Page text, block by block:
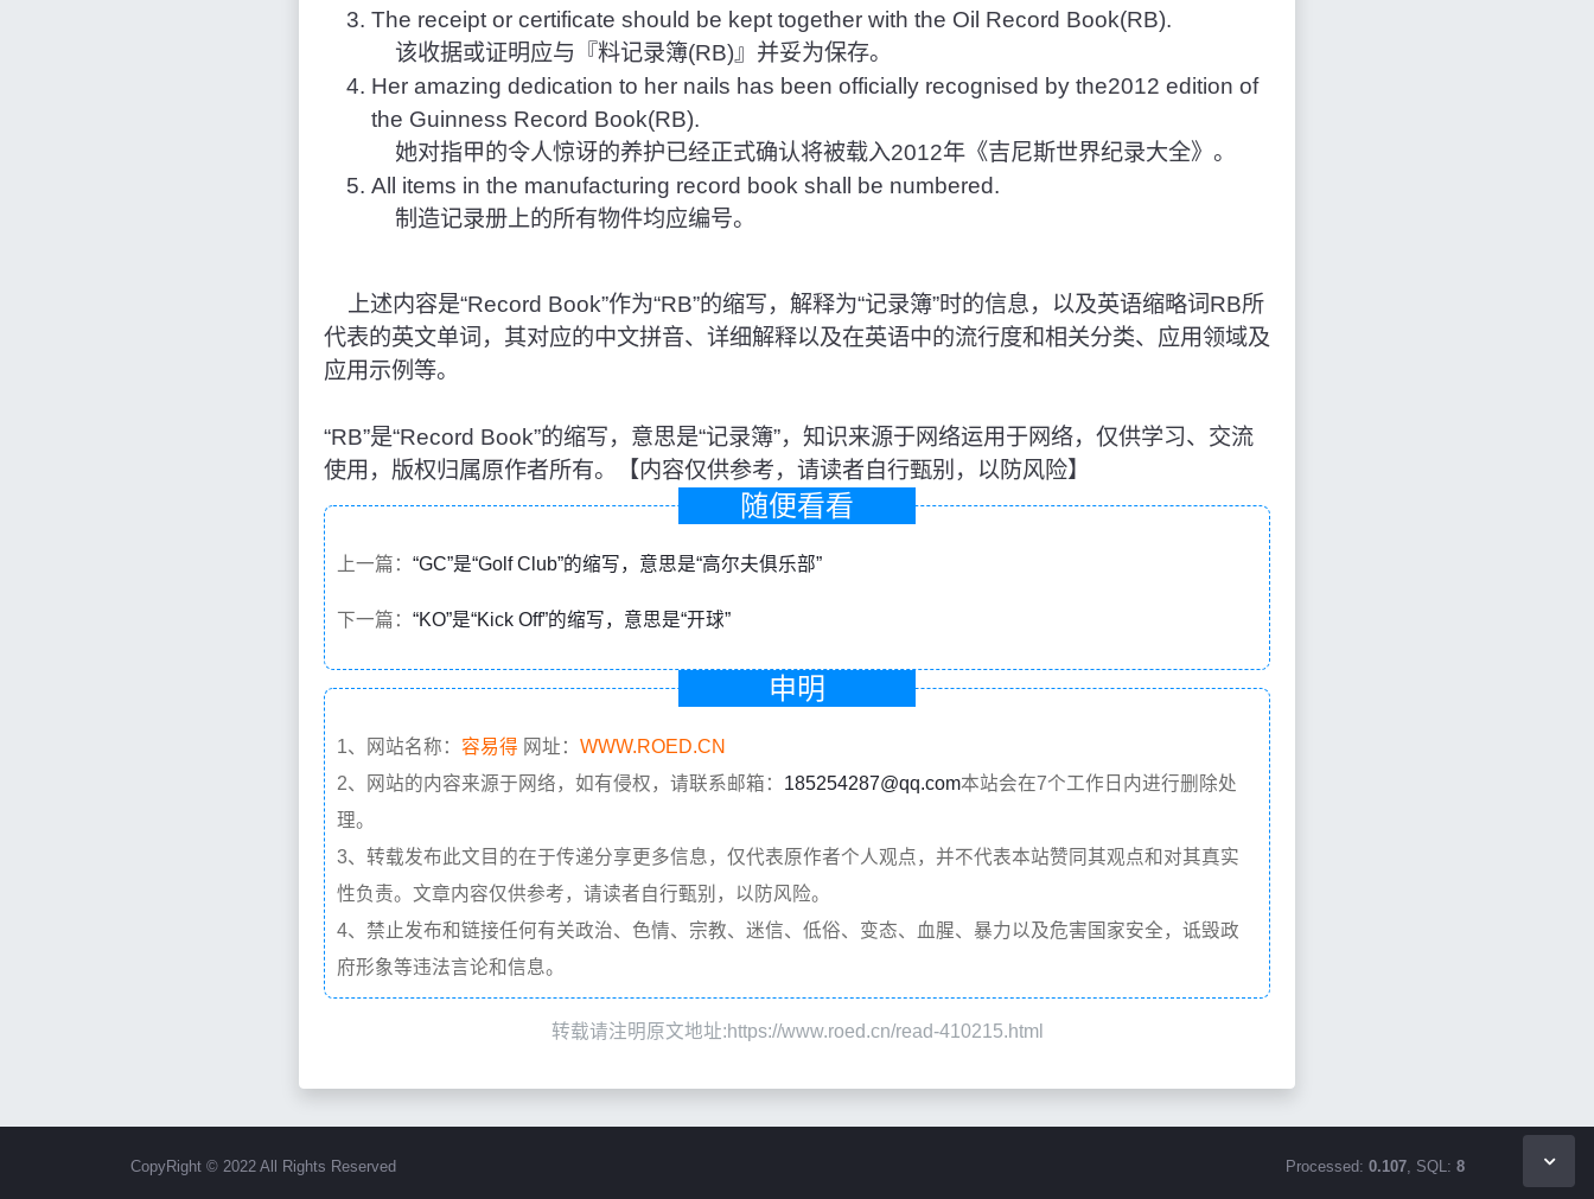
The receipt or certificate should be kept together with the Oil Record Book(RB).
该收据或证明应与『料记录簿(RB)』并妥为保存。
Her amazing dedication to her nails has been officially recognised by the2012 edition of
the Guinness Record Book(RB).
她对指甲的令人惊讶的养护已经正式确认将被载入2012年《吉尼斯世界纪录大全》。
All items in the manufacturing record book shall be numbered.
制造记录册上的所有物件均应编号。
上述内容是“Record Book”作为“RB”的缩写，解释为“记录簿”时的信息，以及英语缩略词RB所
代表的英文单词，其对应的中文拼音、详细解释以及在英语中的流行度和相关分类、应用领域及
应用示例等。
“RB”是“Record Book”的缩写，意思是“记录簿”，知识来源于网络运用于网络，仅供学习、交流
使用，版权归属原作者所有。【内容仅供参考，请读者自行甄别，以防风险】
随便看看
上一篇： “GC”是“Golf Club”的缩写，意思是“高尔夫俱乐部”
下一篇： “KO”是“Kick Off”的缩写，意思是“开球”
申明
1、网站名称： 容易得 网址： WWW.ROED.CN
2、网站的内容来源于网络，如有侵权，请联系邮箱： 185254287@qq.com本站会在7个工作日内进行删除处
理。
3、转载发布此文目的在于传递分享更多信息，仅代表原作者个人观点，并不代表本站赞同其观点和对其真实
性负责。文章内容仅供参考，请读者自行甄别，以防风险。
4、禁止发布和链接任何有关政治、色情、宗教、迷信、低俗、变态、血腥、暴力以及危害国家安全，诋毁政
府形象等违法言论和信息。
转载请注明原文地址:https://www.roed.cn/read-410215.html
CopyRight © 2022 All Rights Reserved Processed: 0.107, SQL: 8